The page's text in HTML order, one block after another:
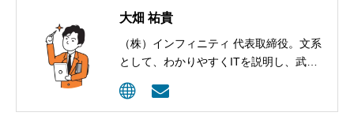
大畑 祐貴
（株）インフィニティ 代表取締役。文系
として、わかりやすくITを説明し、武器
として活用してもらうコンサルティング
を行っています。